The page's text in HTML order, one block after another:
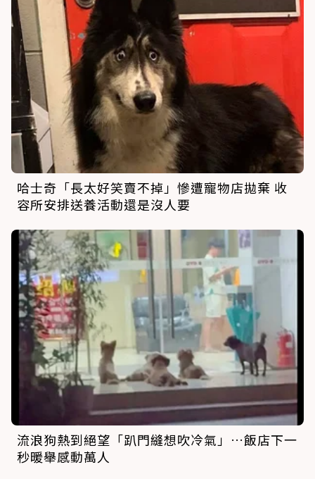
哈士奇「長太好笑賣不掉」慘遭寵物店拋棄 收
容所安排送養活動還是沒人要
流浪狗熱到絕望「趴門縫想吹冷氣」…飯店下一
秒暖舉感動萬人